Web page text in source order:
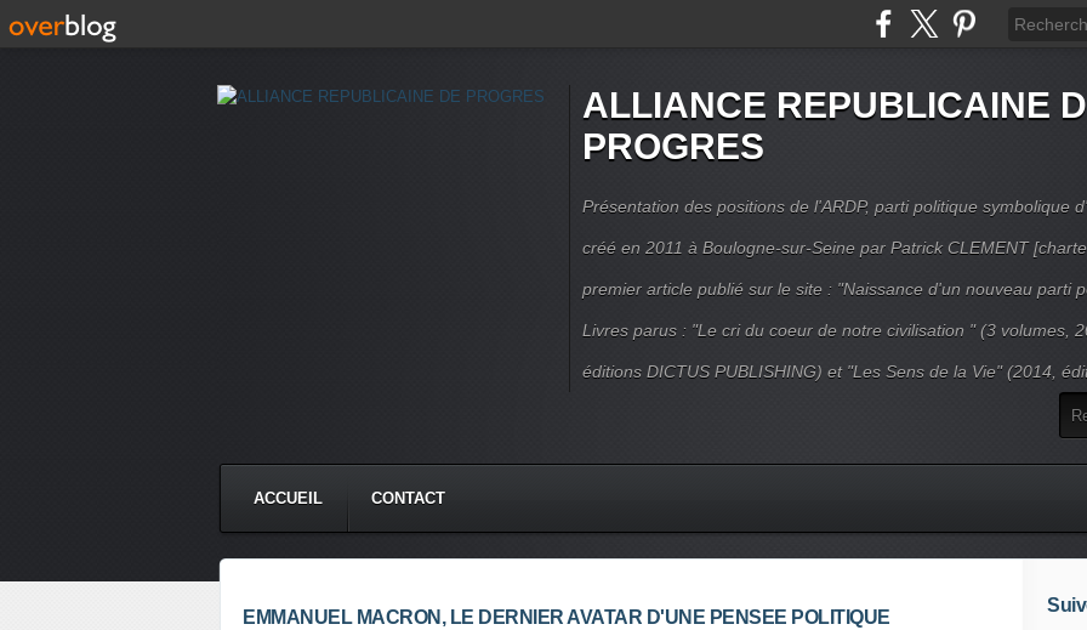
ALLIANCE REPUBLICAINE
PROGRES
Présentation des positions de l'ARDP, parti politique symbolique
créé en 2011 à Boulogne-sur-Seine par Patrick CLEMENT
premier article publié sur le site : "Naissance d'un nouveau parti
Livres parus : "Le cri du coeur de notre civilisation " (3 volumes,
éditions DICTUS PUBLISHING) et "Les Sens de la Vie" (2014,
ACCUEIL CONTACT
EMMANUEL MACRON, LE DERNIER AVATAR D'UNE PENSEE POLITIQUE